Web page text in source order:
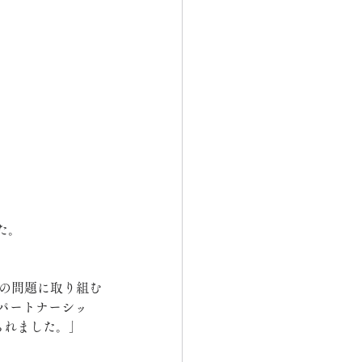
問題に取り組む
ートナーシッ
ました。」